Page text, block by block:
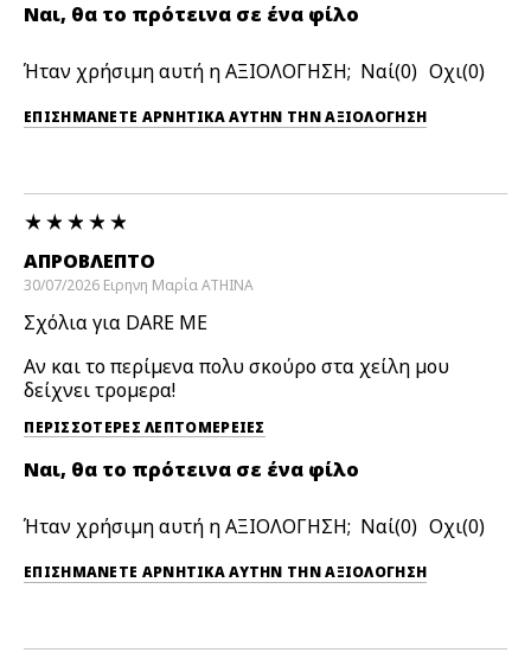
Ναι, θα το πρότεινα σε ένα φίλο
Ήταν χρήσιμη αυτή η ΑΞΙΟΛΟΓΗΣΗ; 0 0
ΕΠΙΣΗΜΆΝΕΤΕ ΑΡΝΗΤΙΚΆ ΑΥΤΉΝ ΤΗΝ ΑΞΙΟΛΟΓΗΣΗ
ΑΠΡΌΒΛΕΠΤΟ
30/07/2026 Ειρηνη ΜαρίαATHINA
Σχόλια για DARE ME
Αν και το περίμενα πολυ σκούρο στα χείλη μου
δείχνει τρομερα!
ΠΕΡΙΣΣΌΤΕΡΕΣ ΛΕΠΤΟΜΈΡΕΙΕΣ
Ναι, θα το πρότεινα σε ένα φίλο
Ήταν χρήσιμη αυτή η ΑΞΙΟΛΟΓΗΣΗ; 0 0
ΕΠΙΣΗΜΆΝΕΤΕ ΑΡΝΗΤΙΚΆ ΑΥΤΉΝ ΤΗΝ ΑΞΙΟΛΟΓΗΣΗ